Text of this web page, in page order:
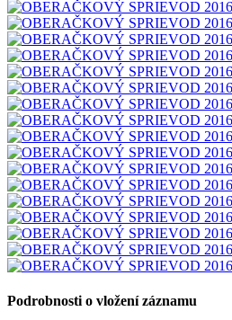
Podrobnosti o vložení záznamu